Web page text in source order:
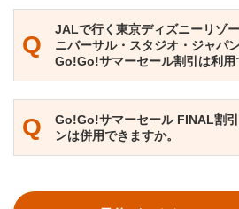
Q
JALで行く東京ディズニーリゾ
ニバーサル・スタジオ・ジャパ
Go!Go!サマーセール割引は利用
Q
Go!Go!サマーセール FINAL割
ンは併用できますか。